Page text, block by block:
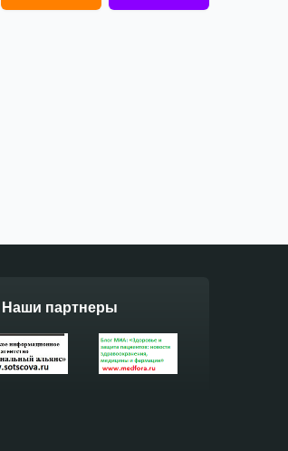
Наши партнеры